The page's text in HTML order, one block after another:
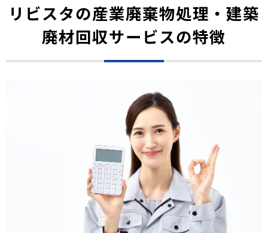
リビスタの産業廃棄物処理・建築
廃材回収サービスの特徴